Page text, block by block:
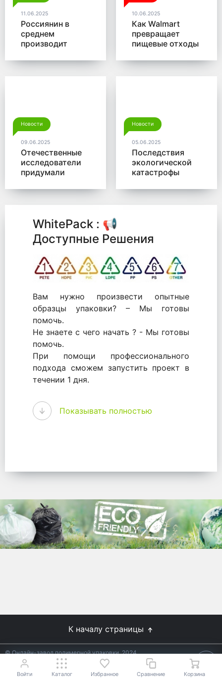
11.06.2025
Россиянин в
среднем
производит
мусора в год
10.06.2025
Как Walmart
превращает
пищевые отходы
Новости
09.06.2025
Отечественные
исследователи
придумали
для утилизации
Новости
05.06.2025
Последствия
экологической
катастрофы
микробы от
WhitePack : 📢
Доступные Решения
Вам нужно произвести опытные
образцы упаковки? – Мы готовы
помочь.
Не знаете с чего начать ? - Мы готовы
помочь.
При помощи профессионального
подхода сможем запустить проект в
течении 1 дня.
WhitePack - перерабатываем пластик.
Мы принимали самое активное
участие в становлении этого рынка в
упаковке, и сегодня мы перешли в
Используйте готовые решения от
лидеров отрасли.
WhitePack
8 (495) 204-18-49
Показывать полностью
К началу страницы
© Онлайн-завод полимерной упаковки, 2024
Не является публичной офертой.Условия уточняйте у
менеджеров.
Войти Каталог Избранное Сравнение Корзина